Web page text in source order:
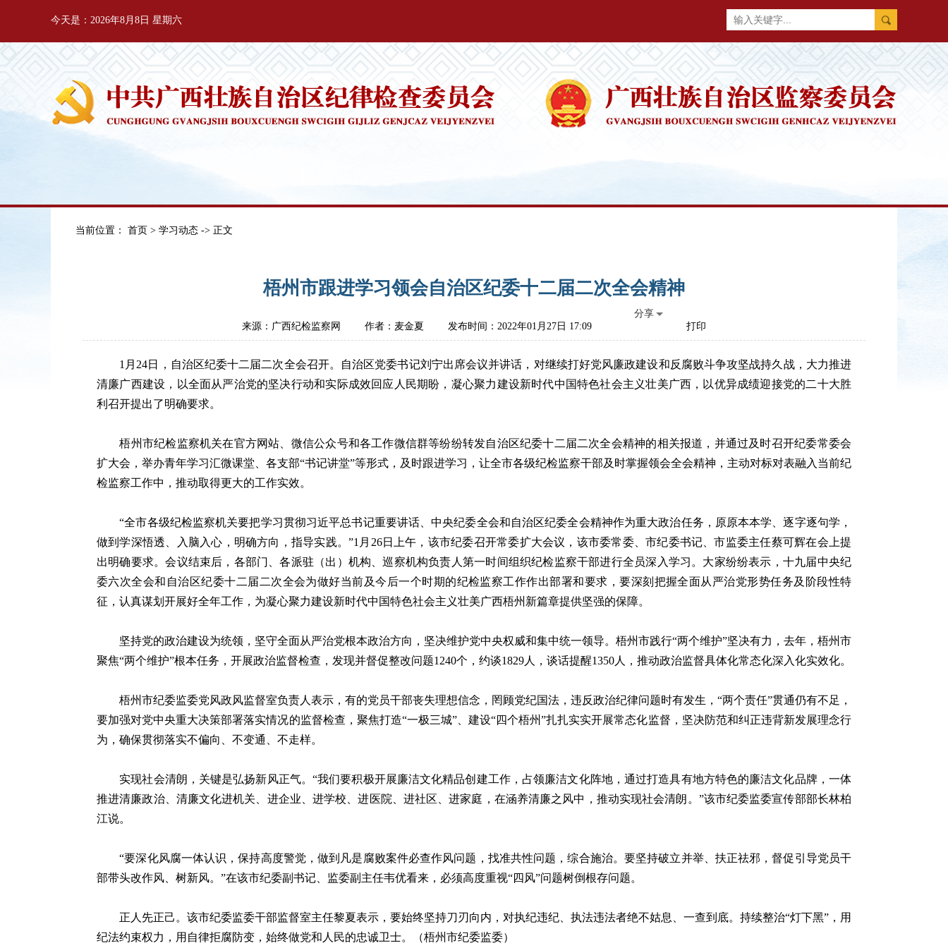
今天是：2026年8月8日 星期六
当前位置： 首页 > 学习动态 -> 正文
梧州市跟进学习领会自治区纪委十二届二次全会精神
来源：广西纪检监察网 作者：麦金夏 发布时间：2022年01月27日 17:09
分享
打印
1月24日，自治区纪委十二届二次全会召开。自治区党委书记刘宁出席会议并讲话，对继续打好党风廉政建设和反腐败斗争攻坚战持久战，大力推进
清廉广西建设，以全面从严治党的坚决行动和实际成效回应人民期盼，凝心聚力建设新时代中国特色社会主义壮美广西，以优异成绩迎接党的二十大胜
利召开提出了明确要求。
梧州市纪检监察机关在官方网站、微信公众号和各工作微信群等纷纷转发自治区纪委十二届二次全会精神的相关报道，并通过及时召开纪委常委会
扩大会，举办青年学习汇微课堂、各支部“书记讲堂”等形式，及时跟进学习，让全市各级纪检监察干部及时掌握领会全会精神，主动对标对表融入当前纪
检监察工作中，推动取得更大的工作实效。
“全市各级纪检监察机关要把学习贯彻习近平总书记重要讲话、中央纪委全会和自治区纪委全会精神作为重大政治任务，原原本本学、逐字逐句学，
做到学深悟透、入脑入心，明确方向，指导实践。”1月26日上午，该市纪委召开常委扩大会议，该市委常委、市纪委书记、市监委主任蔡可辉在会上提
出明确要求。会议结束后，各部门、各派驻（出）机构、巡察机构负责人第一时间组织纪检监察干部进行全员深入学习。大家纷纷表示，十九届中央纪
委六次全会和自治区纪委十二届二次全会为做好当前及今后一个时期的纪检监察工作作出部署和要求，要深刻把握全面从严治党形势任务及阶段性特
征，认真谋划开展好全年工作，为凝心聚力建设新时代中国特色社会主义壮美广西梧州新篇章提供坚强的保障。
坚持党的政治建设为统领，坚守全面从严治党根本政治方向，坚决维护党中央权威和集中统一领导。梧州市践行“两个维护”坚决有力，去年，梧州市
聚焦“两个维护”根本任务，开展政治监督检查，发现并督促整改问题1240个，约谈1829人，谈话提醒1350人，推动政治监督具体化常态化深入化实效化。
梧州市纪委监委党风政风监督室负责人表示，有的党员干部丧失理想信念，罔顾党纪国法，违反政治纪律问题时有发生，“两个责任”贯通仍有不足，
要加强对党中央重大决策部署落实情况的监督检查，聚焦打造“一极三城”、建设“四个梧州”扎扎实实开展常态化监督，坚决防范和纠正违背新发展理念行
为，确保贯彻落实不偏向、不变通、不走样。
实现社会清朗，关键是弘扬新风正气。“我们要积极开展廉洁文化精品创建工作，占领廉洁文化阵地，通过打造具有地方特色的廉洁文化品牌，一体
推进清廉政治、清廉文化进机关、进企业、进学校、进医院、进社区、进家庭，在涵养清廉之风中，推动实现社会清朗。”该市纪委监委宣传部部长林柏
江说。
“要深化风腐一体认识，保持高度警觉，做到凡是腐败案件必查作风问题，找准共性问题，综合施治。要坚持破立并举、扶正祛邪，督促引导党员干
部带头改作风、树新风。”在该市纪委副书记、监委副主任韦优看来，必须高度重视“四风”问题树倒根存问题。
正人先正己。该市纪委监委干部监督室主任黎夏表示，要始终坚持刀刃向内，对执纪违纪、执法违法者绝不姑息、一查到底。持续整治“灯下黑”，用
纪法约束权力，用自律拒腐防变，始终做党和人民的忠诚卫士。（梧州市纪委监委）